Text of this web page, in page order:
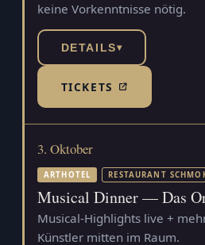
keine Vorkenntnisse nötig.
DETAILS▾
TICKETS(TICKETSHOP,
3. Oktober
ARTHOTEL RESTAURANT
Musical Dinner — Das
Musical-Highlights live +
Künstler mitten im Raum.